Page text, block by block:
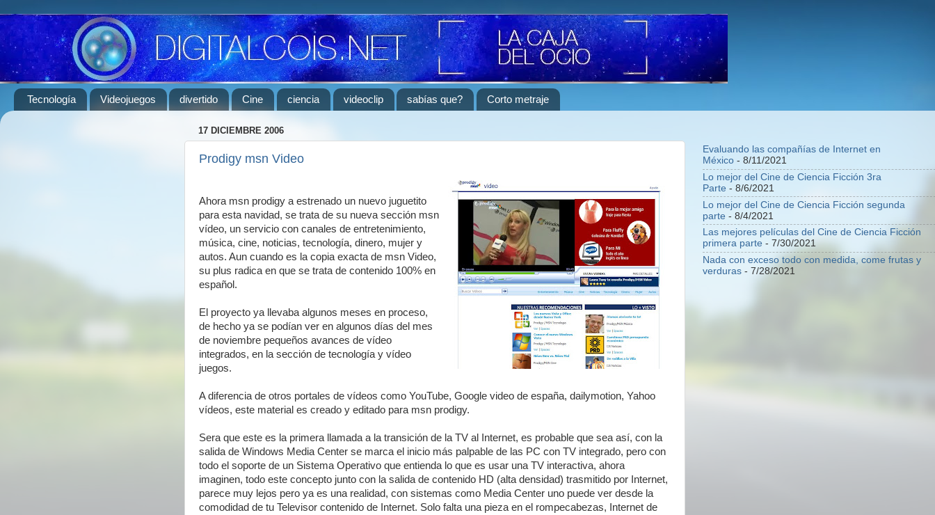
Tecnología Videojuegos divertido Cine ciencia videoclip sabías que? Corto metraje
17 DICIEMBRE 2006
Prodigy msn Video
Ahora msn prodigy a estrenado un nuevo juguetito
para esta navidad, se trata de su nueva sección msn
vídeo, un servicio con canales de entretenimiento,
música, cine, noticias, tecnología, dinero, mujer y
autos. Aun cuando es la copia exacta de msn Video,
su plus radica en que se trata de contenido 100% en
español.
El proyecto ya llevaba algunos meses en proceso,
de hecho ya se podían ver en algunos días del mes
de noviembre pequeños avances de vídeo
integrados, en la sección de tecnología y vídeo
juegos.
A diferencia de otros portales de vídeos como YouTube, Google video de españa, dailymotion, Yahoo
vídeos, este material es creado y editado para msn prodigy.
Sera que este es la primera llamada a la transición de la TV al Internet, es probable que sea así, con la
salida de Windows Media Center se marca el inicio más palpable de las PC con TV integrado, pero con
todo el soporte de un Sistema Operativo que entienda lo que es usar una TV interactiva, ahora
imaginen, todo este concepto junto con la salida de contenido HD (alta densidad) trasmitido por Internet,
parece muy lejos pero ya es una realidad, con sistemas como Media Center uno puede ver desde la
comodidad de tu Televisor contenido de Internet. Solo falta una pieza en el rompecabezas, Internet de
Evaluando las compañías de Internet en
México - 8/11/2021
Lo mejor del Cine de Ciencia Ficción 3ra
Parte - 8/6/2021
Lo mejor del Cine de Ciencia Ficción segunda
parte - 8/4/2021
Las mejores películas del Cine de Ciencia Ficción
primera parte - 7/30/2021
Nada con exceso todo con medida, come frutas y
verduras - 7/28/2021